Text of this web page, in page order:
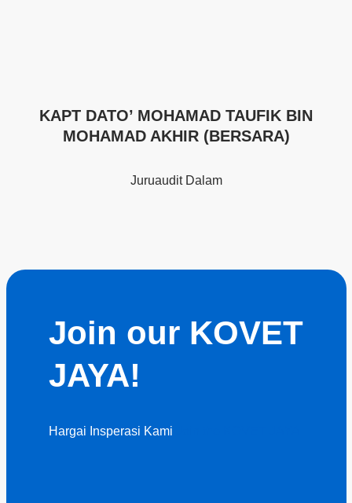
KAPT DATO’ MOHAMAD TAUFIK BIN
MOHAMAD AKHIR (BERSARA)
Juruaudit Dalam
Join our KOVET
JAYA!
Hargai Insperasi Kami